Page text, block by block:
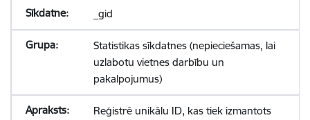
_gid
Statistikas sīkdatnes (nepieciešamas, lai
uzlabotu vietnes darbību un
pakalpojumus)
Reģistrē unikālu ID, kas tiek izmantots